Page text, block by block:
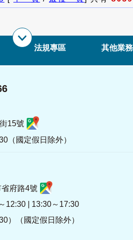
法規專區 其他業務
15號
（國定假日除外）
府路4號
12:30 | 13:30～17:30
）（國定假日除外）